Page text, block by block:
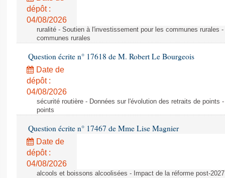
dépôt :
04/08/2026
ruralité - Soutien à l'investissement pour les communes rurales
communes rurales
Question écrite n° 17618 de M. Robert Le Bourgeois
Date de
dépôt :
04/08/2026
sécurité routière - Données sur l'évolution des retraits de points
points
Question écrite n° 17467 de Mme Lise Magnier
Date de
dépôt :
04/08/2026
alcools et boissons alcoolisées - Impact de la réforme post-